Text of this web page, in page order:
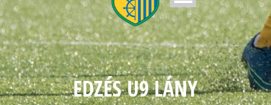
EDZÉS U9 LÁNY